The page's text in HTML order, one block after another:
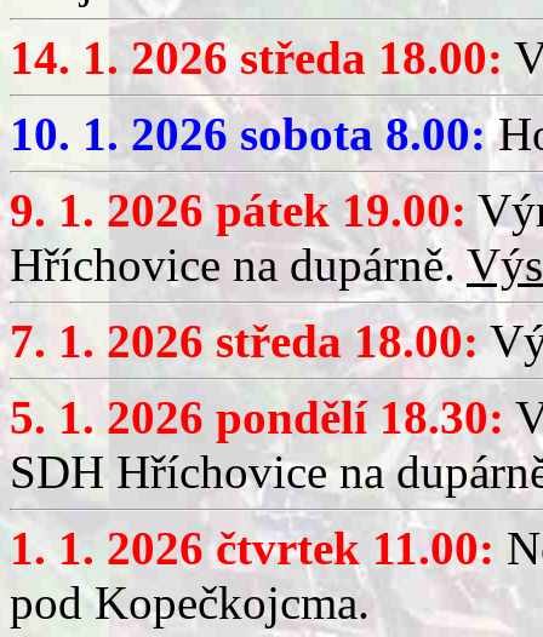
14. 1. 2026 středa 18.00:
10. 1. 2026 sobota 8.00:
9. 1. 2026 pátek 19.00:
Hříchovice na dupárně.
7. 1. 2026 středa 18.00:
5. 1. 2026 pondělí 18.30:
SDH Hříchovice na
1. 1. 2026 čtvrtek 11.00:
pod Kopečkojcma.